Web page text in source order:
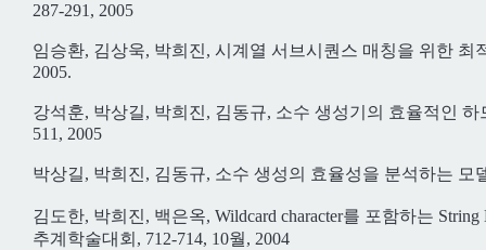
287-291, 2005
임승환, 김상욱, 박희진, 시계열 서브시퀀스 매칭을 위한 최
2005.
강석훈, 박상길, 박희진, 김동규, 소수 생성기의 효율적인
511, 2005
박상길, 박희진, 김동규, 소수 생성의 효율성을 분석하는 모
김도한, 박희진, 백은옥, Wildcard character를 포함하는
추계학술대회, 712-714, 10월, 2004